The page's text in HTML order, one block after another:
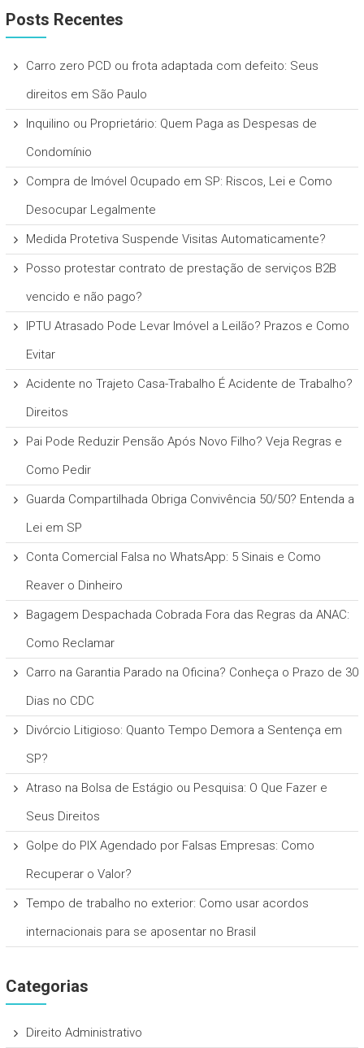
Posts Recentes
Carro zero PCD ou frota adaptada com defeito: Seus
direitos em São Paulo
Inquilino ou Proprietário: Quem Paga as Despesas de
Condomínio
Compra de Imóvel Ocupado em SP: Riscos, Lei e Como
Desocupar Legalmente
Medida Protetiva Suspende Visitas Automaticamente?
Posso protestar contrato de prestação de serviços B2B
vencido e não pago?
IPTU Atrasado Pode Levar Imóvel a Leilão? Prazos e Como
Evitar
Acidente no Trajeto Casa-Trabalho É Acidente de Trabalho?
Direitos
Pai Pode Reduzir Pensão Após Novo Filho? Veja Regras e
Como Pedir
Guarda Compartilhada Obriga Convivência 50/50? Entenda a
Lei em SP
Conta Comercial Falsa no WhatsApp: 5 Sinais e Como
Reaver o Dinheiro
Bagagem Despachada Cobrada Fora das Regras da ANAC:
Como Reclamar
Carro na Garantia Parado na Oficina? Conheça o Prazo de 30
Dias no CDC
Divórcio Litigioso: Quanto Tempo Demora a Sentença em
SP?
Atraso na Bolsa de Estágio ou Pesquisa: O Que Fazer e
Seus Direitos
Golpe do PIX Agendado por Falsas Empresas: Como
Recuperar o Valor?
Tempo de trabalho no exterior: Como usar acordos
internacionais para se aposentar no Brasil
Categorias
Direito Administrativo